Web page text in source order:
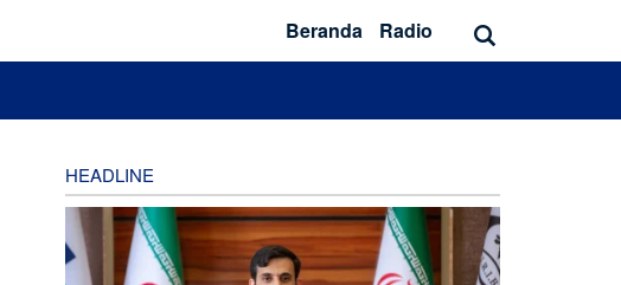
Beranda Radio
HEADLINE